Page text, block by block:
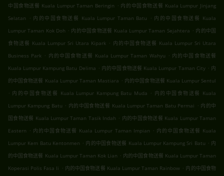
中国食物送餐 Kuala Lumpur Taman Beringin . 内的中国食物送餐 Kuala Lumpur Jinjang
Selatan
. 内的中国食物送餐 Kuala Lumpur Taman Batu . 内的中国食物送餐 Kuala
Lumpur Taman Kok Doh . 内的中国食物送餐 Kuala Lumpur Taman Sejahtera . 内的中国
食物送餐 Kuala Lumpur Sri Utara Kipark . 内的中国食物送餐 Kuala Lumpur Sri Utara
Business Park . 内的中国食物送餐 Kuala Lumpur Taman Wahyu . 内的中国食物送餐
Kuala Lumpur Kampung Batu Delima . 内的中国食物送餐 Kuala Lumpur Taman City . 内
的中国食物送餐 Kuala Lumpur Taman Mastiara . 内的中国食物送餐 Kuala Lumpur Sentul
. 内的中国食物送餐 Kuala Lumpur Kampung Batu Muda . 内的中国食物送餐 Kuala
Lumpur Kampung Batu . 内的中国食物送餐 Kuala Lumpur Taman Batu Permai . 内的中
国食物送餐 Kuala Lumpur Taman Tasik Indah . 内的中国食物送餐 Kuala Lumpur Taman
Eastern . 内的中国食物送餐 Kuala Lumpur Taman Impian . 内的中国食物送餐 Kuala
Lumpur Kem Batu Kentonmen . 内的中国食物送餐 Kuala Lumpur Kampung Sri Batu . 内
的中国食物送餐 Kuala Lumpur Taman Kok Lian . 内的中国食物送餐 Kuala Lumpur Taman
Koperasi Polis Fasa Ii . 内的中国食物送餐 Kuala Lumpur Taman Rainbow . 内的中国食物